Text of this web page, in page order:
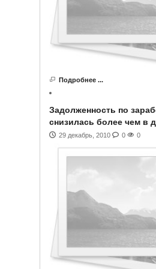
Подробнее ...
Задолженность по
снизилась более чем в
29 декабрь, 2010 0 0